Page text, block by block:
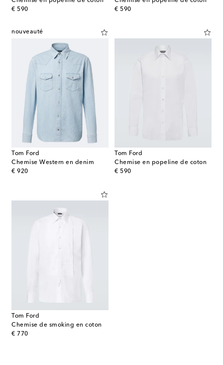
€ 590
original price
€ 590
original price
nouveauté
Tom Ford
Chemise Western en denim
€ 920
original price
Tom Ford
Chemise en popeline de coton
€ 590
original price
Tom Ford
Chemise de smoking en coton
€ 770
original price